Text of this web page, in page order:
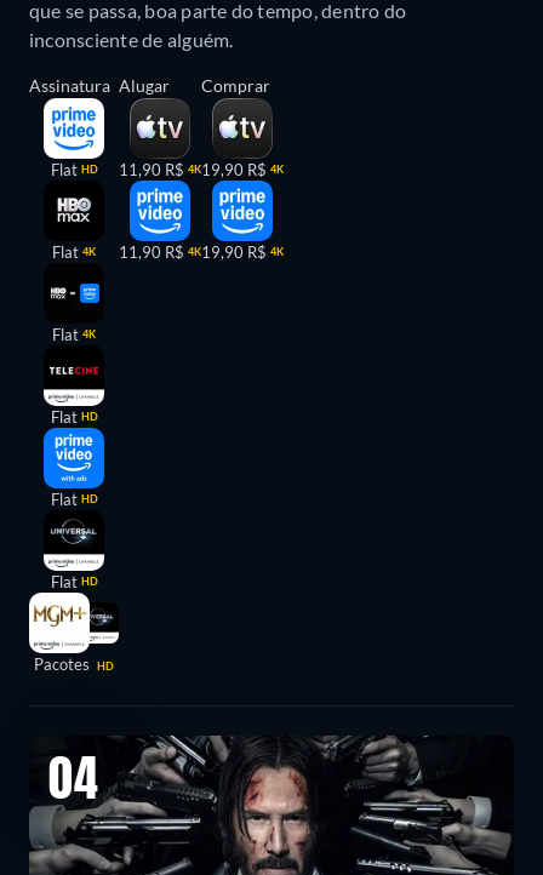
que se passa, boa parte do tempo, dentro do
inconsciente de alguém.
Assinatura
Flat HD
Flat 4K
Flat 4K
Flat HD
Flat HD
Flat HD
Pacotes HD
Alugar
11,90 R$ 4K
11,90 R$ 4K
Comprar
19,90 R$ 4K
19,90 R$ 4K
04